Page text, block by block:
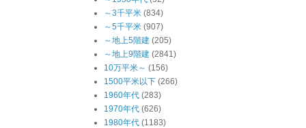
～3千平米 (834)
～5千平米 (907)
～地上5階建 (205)
～地上9階建 (2841)
10万平米～ (156)
1500平米以下 (266)
1960年代 (283)
1970年代 (626)
1980年代 (1183)